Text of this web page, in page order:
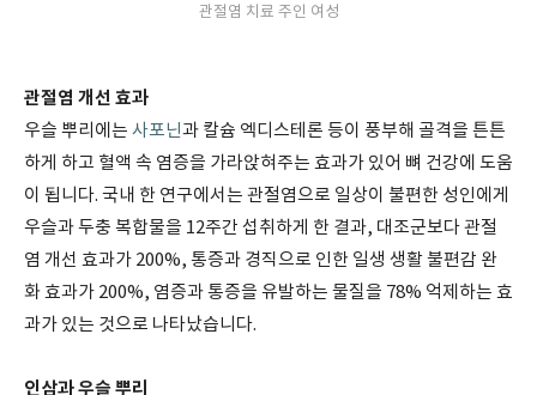
관절염 치료 주인 여성
관절염 개선 효과
우슬 뿌리에는 사포닌과 칼슘 엑디스테론 등이 풍부해 골격을 튼튼
하게 하고 혈액 속 염증을 가라앉혀주는 효과가 있어 뼈 건강에 도움
이 됩니다. 국내 한 연구에서는 관절염으로 일상이 불편한 성인에게
우슬과 두충 복합물을 12주간 섭취하게 한 결과, 대조군보다 관절
염 개선 효과가 200%, 통증과 경직으로 인한 일생 생활 불편감 완
화 효과가 200%, 염증과 통증을 유발하는 물질을 78% 억제하는 효
과가 있는 것으로 나타났습니다.
인삼과 우슬 뿌리